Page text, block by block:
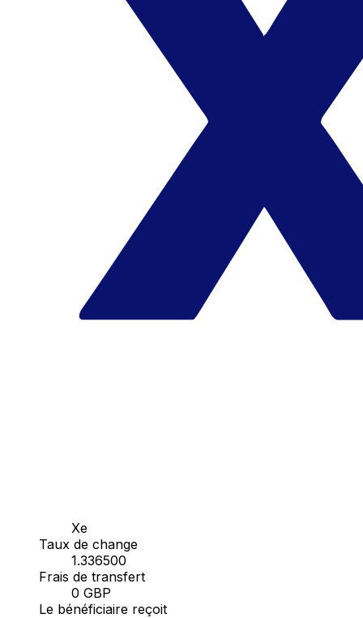
Xe
Taux de change
1.336500
Frais de transfert
0 GBP
Le bénéficiaire reçoit